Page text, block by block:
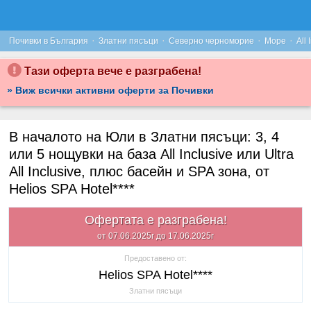
Почивки в България · Златни пясъци · Северно черноморие · Море · All
Тази оферта вече е разграбена!
» Виж всички активни оферти за Почивки
В началото на Юли в Златни пясъци: 3, 4
или 5 нощувки на база All Inclusive или Ultra
All Inclusive, плюс басейн и SPA зона, от
Helios SPA Hotel****
Офертата е разграбена!
от 07.06.2025г до 17.06.2025г
Предоставено от:
Helios SPA Hotel****
Златни пясъци